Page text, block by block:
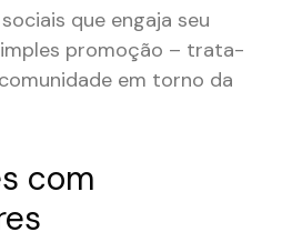
que engaja seu
promoção – trata-
em torno da
com